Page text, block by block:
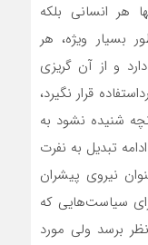
هر انسانی بلکه
بسیار ویژه، هر
و از آن گریزی
قرار نگیرد،
شنیده نشود به
تبدیل به نفرت
نیروی پیشران
سیاست‌هایی که
برسد ولی مورد